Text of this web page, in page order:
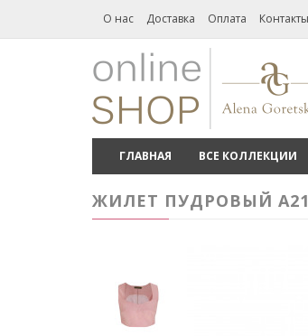
О нас Доставка Оплата Контакты
ГЛАВНАЯ ВСЕ КОЛЛЕКЦИИ
ЖИЛЕТ ПУДРОВЫЙ